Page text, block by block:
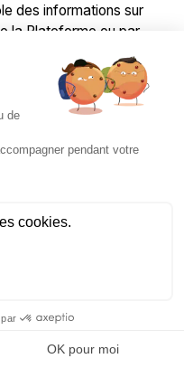
des informations sur
la Plateforme ou par
à échanger avec le
demande ;
détaillant différentes
possibles selon
par le Client et les
;
au Client par email.
:
de
conditions de la